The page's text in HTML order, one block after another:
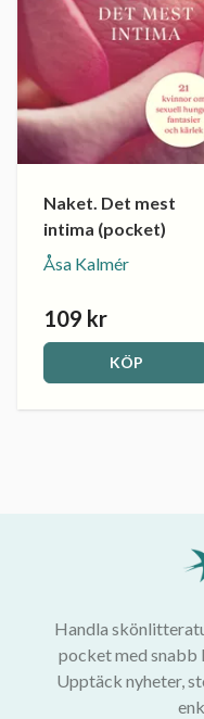
Naket. Det mest
intima (pocket)
Åsa Kalmér
109 kr
KÖP
Handla
pocket med snabb
Upptäck nyheter,